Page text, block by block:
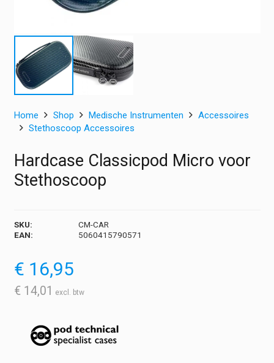
Home Shop Medische Instrumenten
Accessoires
Stethoscoop Accessoires
Hardcase Classicpod Micro voor
Stethoscoop
SKU:
CM-CAR
EAN:
5060415790571
€ 16,95
€ 14,01